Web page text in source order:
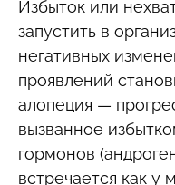
Избыток или
запустить в
негативных
проявлений
алопеция —
вызванное
гормонов
встречается как